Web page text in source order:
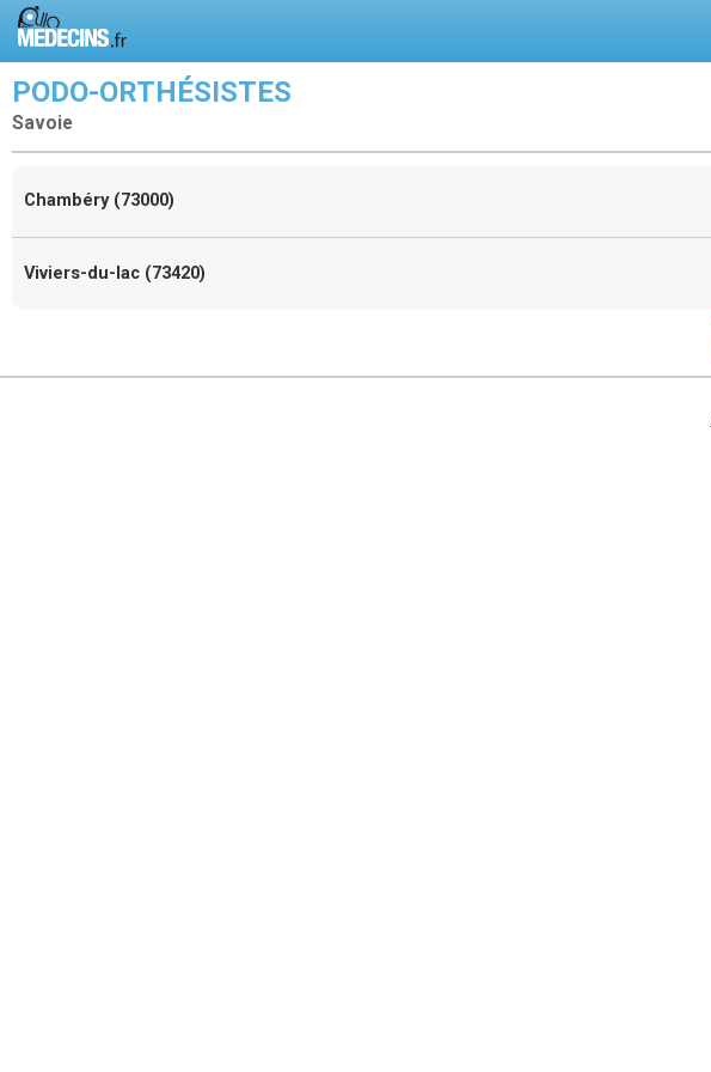
PODO-ORTHÉSISTES
Savoie
Chambéry (73000)
Viviers-du-lac (73420)